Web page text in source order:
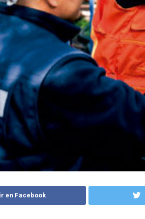
en Facebook